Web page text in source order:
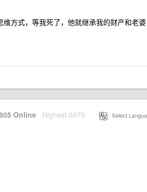
方式，等我死了，他就继承我的财产和老婆
Online Highest 6679 Select